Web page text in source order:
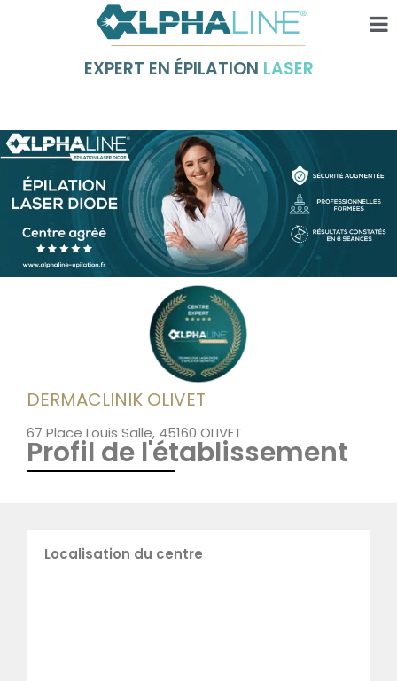
EXPERT EN ÉPILATION LASER
DERMACLINIK OLIVET
67 Place Louis Salle, 45160 OLIVET
Profil de l'établissement
Localisation du centre